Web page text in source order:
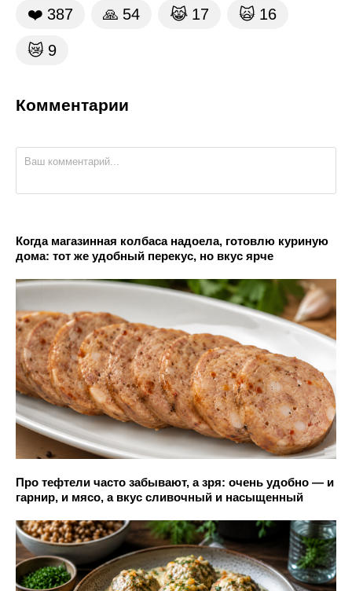
❤️ 387 🙏 54 😹 17 🙀 16
😿 9
Комментарии
Когда магазинная колбаса надоела, готовлю куриную
дома: тот же удобный перекус, но вкус ярче
Про тефтели часто забывают, а зря: очень удобно — и
гарнир, и мясо, а вкус сливочный и насыщенный